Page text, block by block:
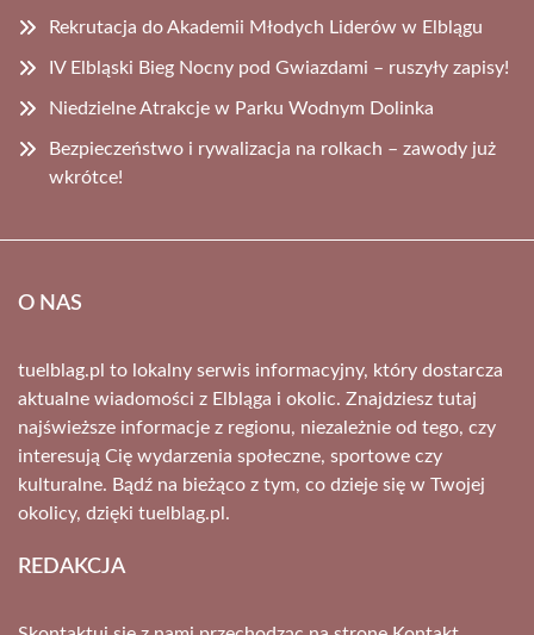
Rekrutacja do Akademii Młodych Liderów w Elblągu
IV Elbląski Bieg Nocny pod Gwiazdami – ruszyły zapisy!
Niedzielne Atrakcje w Parku Wodnym Dolinka
Bezpieczeństwo i rywalizacja na rolkach – zawody już
wkrótce!
O NAS
tuelblag.pl to lokalny serwis informacyjny, który dostarcza
aktualne wiadomości z Elbląga i okolic. Znajdziesz tutaj
najświeższe informacje z regionu, niezależnie od tego, czy
interesują Cię wydarzenia społeczne, sportowe czy
kulturalne. Bądź na bieżąco z tym, co dzieje się w Twojej
okolicy, dzięki tuelblag.pl.
REDAKCJA